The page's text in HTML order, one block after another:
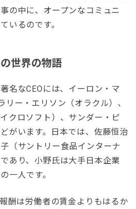
の中に、オープンなコミュニ
いるのです。
世界の物語
名なCEOには、イーロン・マ
リー・エリソン（オラクル）、
クロソフト）、サンダー・ピ
がいます。日本では、佐藤恒治
（サントリー食品インターナ
あり、小野氏は大手日本企業
一人です。
酬は労働者の賃金よりもはるか